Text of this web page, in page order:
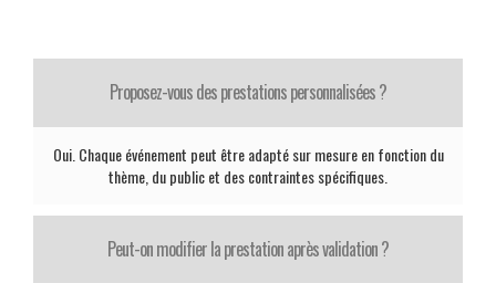
Proposez-vous des prestations personnalisées ?
Oui. Chaque événement peut être adapté sur mesure en fonction du
thème, du public et des contraintes spécifiques.
Peut-on modifier la prestation après validation ?